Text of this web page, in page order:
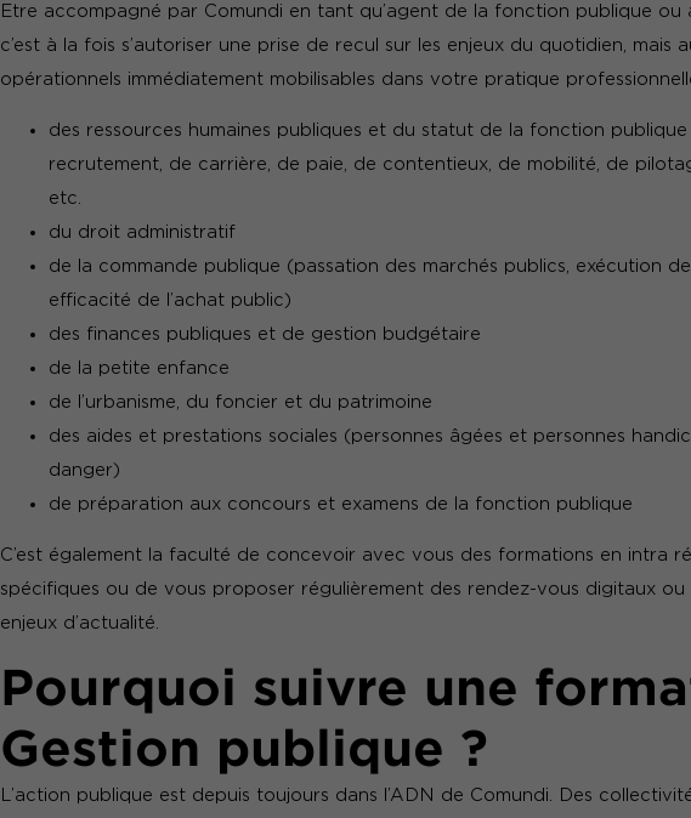
Etre accompagné par Comundi en tant qu’agent de la fonction publique ou
c’est à la fois s’autoriser une prise de recul sur les enjeux du quotidien, mais
opérationnels immédiatement mobilisables dans votre pratique
des ressources humaines publiques et du statut de la fonction
recrutement, de carrière, de paie, de contentieux, de mobilité, de
etc.
du droit administratif
de la commande publique (passation des marchés publics, exécution
efficacité de l’achat public)
des finances publiques et de gestion budgétaire
de la petite enfance
de l’urbanisme, du foncier et du patrimoine
des aides et prestations sociales (personnes âgées et personnes
danger)
de préparation aux concours et examens de la fonction publique
C’est également la faculté de concevoir avec vous des formations en intra
spécifiques ou de vous proposer régulièrement des rendez-vous digitaux ou
enjeux d’actualité.
Pourquoi suivre une
Gestion publique ?
L’action publique est depuis toujours dans l’ADN de Comundi. Des